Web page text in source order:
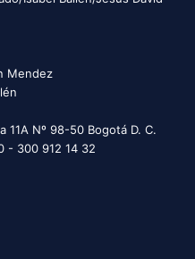
Mendez
11A Nº 98-50 Bogotá D. C.
- 300 912 14 32